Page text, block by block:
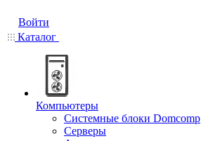
Войти
Каталог
Компьютеры
Системные блоки Domcomp
Серверы